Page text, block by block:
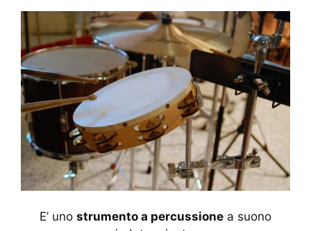
E’ uno strumento a percussione a suono